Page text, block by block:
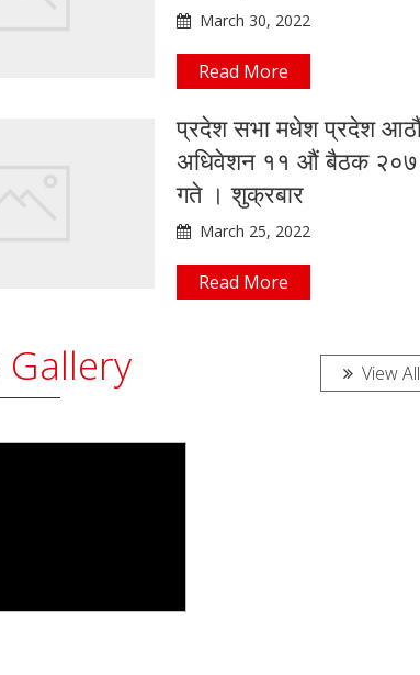
March 30, 2022
Read More
प्रदेश सभा मधेश प्रदेश
अधिवेशन ११ औं बैठक
गते । शुक्रबार
March 25, 2022
Read More
Gallery View